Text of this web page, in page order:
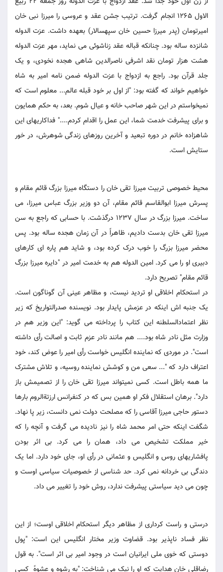
الاول 1265 انجام گرفت. ترتیب جشن عقد و عروسی را میرزا نبی خان
امیرتومان (پدر میرزا حسین خان سپهسالار) بعهده داشت. عزت الدوله
شانزده ساله بود. چنانکه قباله عقد زناشوئی می نماید، مهر عزت الدوله
هشت هزار تومان نقد اشرفی ناصرالدین شاهی هجده نخودی، و یک
جلد قرآن بود. راجع به ازدواج با عزت الدوله ضمن نامه امیر به شاه
خواهیم خواند که گفته بود: "از اول بر خود قبله عالم... معلوم است که
نمیخواستم در این شهر صاحب خانه و عیال شوم. بعد، به حکم همایون
و برای پیشرفت خدمت شما، این عمل را اقدام کردم...." فداکاریهای این
شاهزاده خانم در دوره تبعید و آخرین روزهای زندگی شوهرش، در خور
ستایش است.
محیط خصوصی تربیت میرزا تقی خان را دستگاه میرزا بزرگ قائم مقام و
پسرش میرزا ابوالقاسم قائم مقام، آن دو وزیر بزرگ عباس میرزا، می
ساخت. میرزا بزرگ در سال 1237 درگذشت. با حسابی که راجع به سن
میرزا تقی خان بدست دادیم، ظاهراً در آن زمان هجده ساله بود. پس
محضر میرزا بزرگ را خوب درک کرده بود، و شاید هم پاره ای کارهای
دبیری او را می کرد. امین الدوله هم به خدمت امیر در "دایره میرزا بزرگ
قائم مقام" تصریح دارد.
در استحکام اخلاقی او تردید نیست، و مظاهر عینی آن گوناگون است.
یک جنبه اش اینکه در عزمش پایدار بود. نویسنده صدرالتواریخ که زیر
نظر اعتمادالسلطنه این کتاب را پرداخته می گوید: "این وزیر هم در
وزارت مثل نادر شاه بود.... هم مانند نادر عزم ثابت و اصالت رأی داشته
است". در موردی که نماینده انگلیس خواست رأی امیر را عوض کند، خود
اعتراف دارد که "... سعی من و کوشش نماینده روسیه، و تلاش مشترک
ما همه باطل است. کسی نمیتواند میرزا تقی خان را از تصمیمش باز
دارد". برهان استقلال فکر او همین بس که در کنفرانس ارزتةالروم بارها
دستور حاجی میرزا آقاسی را که مصلحت دولت نمی دانست، زیر پا نهاد.
شگفت اینکه حتی امر محمد شاه را نیز نادیده می گرفت و آنچه را که
خیر مملکت تشخیص می داد، همان را می کرد. بی اثر بودن
پافشاریهای روس و انگلیس و عثمانی در رأی او، جای خود دارد. اما یک
دندگی بی خردانه نمی کرد. حد شناسی از خصوصیات سیاسی اوست و
چون می دید سیاستی پیشرفت ندارد، روش خود را تغییر می داد.
درستی و راست کرداری از مظاهر دیگر استحکام اخلاقی اوست؛ از این
نظر فساد ناپذیر بود. قضاوت وزیر مختار انگلیس این است: "پول
دوستی که خوی ملی ایرانیان است در وجود امیر بی اثر است". به قول
رضاقلی خان هدایت که او را نیک می شناخت: "به رشوه و عشوهً کسی